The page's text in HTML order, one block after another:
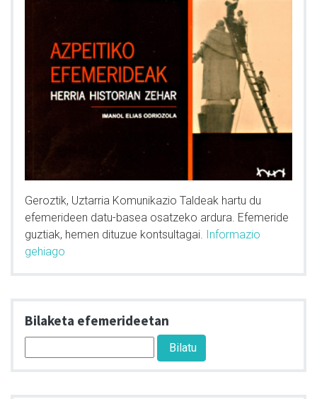
Geroztik, Uztarria Komunikazio Taldeak hartu du
efemerideen datu-basea osatzeko ardura. Efemeride
guztiak, hemen dituzue kontsultagai. Informazio
gehiago
Bilaketa efemerideetan